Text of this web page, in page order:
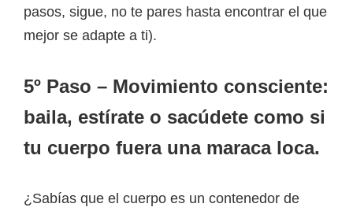
pasos, sigue, no te pares hasta encontrar el que
mejor se adapte a ti).
5º Paso – Movimiento consciente:
baila, estírate o sacúdete como si
tu cuerpo fuera una maraca loca.
¿Sabías que el cuerpo es un contenedor de